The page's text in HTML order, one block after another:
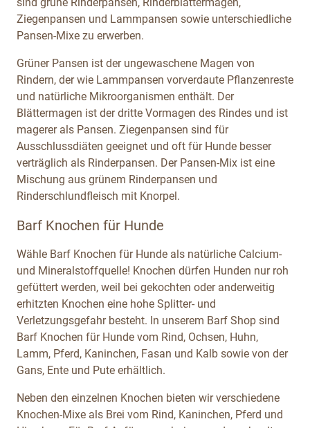
Ziegenpansen und Lammpansen sowie unterschiedliche
Pansen-Mixe zu erwerben.
Grüner Pansen ist der ungewaschene Magen von
Rindern, der wie Lammpansen vorverdaute Pflanzenreste
und natürliche Mikroorganismen enthält. Der
Blättermagen ist der dritte Vormagen des Rindes und ist
magerer als Pansen. Ziegenpansen sind für
Ausschlussdiäten geeignet und oft für Hunde besser
verträglich als Rinderpansen. Der Pansen-Mix ist eine
Mischung aus grünem Rinderpansen und
Rinderschlundfleisch mit Knorpel.
Barf Knochen für Hunde
Wähle Barf Knochen für Hunde als natürliche Calcium-
und Mineralstoffquelle! Knochen dürfen Hunden nur roh
gefüttert werden, weil bei gekochten oder anderweitig
erhitzten Knochen eine hohe Splitter- und
Verletzungsgefahr besteht. In unserem Barf Shop sind
Barf Knochen für Hunde vom Rind, Ochsen, Huhn,
Lamm, Pferd, Kaninchen, Fasan und Kalb sowie von der
Gans, Ente und Pute erhältlich.
Neben den einzelnen Knochen bieten wir verschiedene
Knochen-Mixe als Brei vom Rind, Kaninchen, Pferd und